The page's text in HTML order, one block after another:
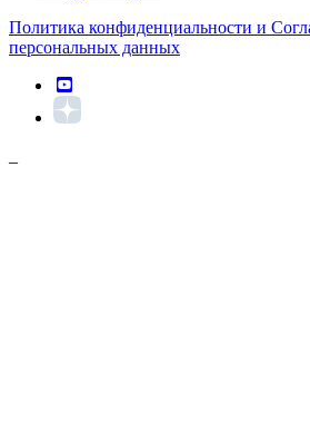
Политика конфиденциальности и
персональных данных